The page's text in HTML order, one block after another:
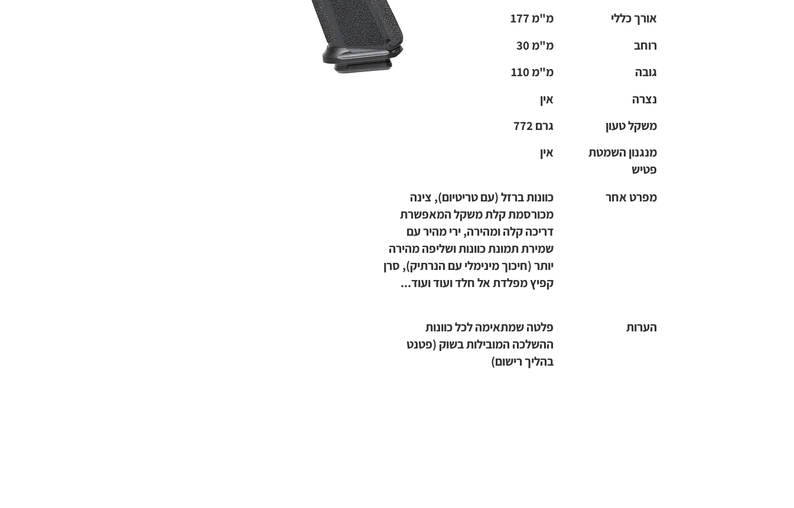
177 מ"מ
30 מ"מ
110 מ"מ
אין
772 גרם
אין
כוונות ברזל (עם טריטיום), צינה
מכורסמת קלת משקל המאפשרת
דריכה קלה ומהירה, ירי מהיר עם
שמירת תמונת כוונות ושליפה מהירה
יותר (חיכוך מינימלי עם הנרתיק), סרן
קפיץ מפלדת אל חלד ועוד ועוד...
אורך כללי
רוחב
גובה
נצרה
משקל טעון
מנגנון השמטת
פטיש
מפרט אחר
פלטה שמתאימה לכל כוונות
ההשלכה המובילות בשוק (פטנט
בהליך רישום)
הערות